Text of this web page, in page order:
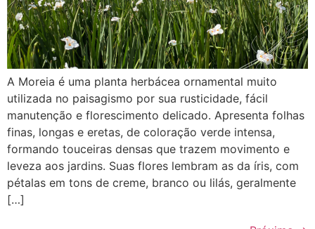
A Moreia é uma planta herbácea ornamental muito
utilizada no paisagismo por sua rusticidade, fácil
manutenção e florescimento delicado. Apresenta folhas
finas, longas e eretas, de coloração verde intensa,
formando touceiras densas que trazem movimento e
leveza aos jardins. Suas flores lembram as da íris, com
pétalas em tons de creme, branco ou lilás, geralmente
[…]